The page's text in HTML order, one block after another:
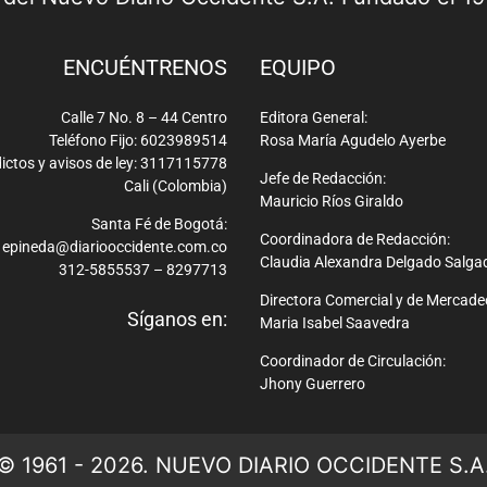
ENCUÉNTRENOS
Calle 7 No. 8 – 44 Centro
Teléfono Fijo: 6023989514
y avisos de ley: 3117115778
Cali (Colombia)
Santa Fé de Bogotá:
epineda@diariooccidente.com.co
312-5855537 – 8297713
Síganos en:
EQUIPO
Editora General:
Rosa María Agudelo Ayerbe
Jefe de Redacción:
Mauricio Ríos Giraldo
Coordinadora de Redacción:
Claudia Alexandra Delgado
Directora Comercial y de
Maria Isabel Saavedra
Coordinador de Circulación:
Jhony Guerrero
1961 - 2026. NUEVO DIARIO OCCIDENTE